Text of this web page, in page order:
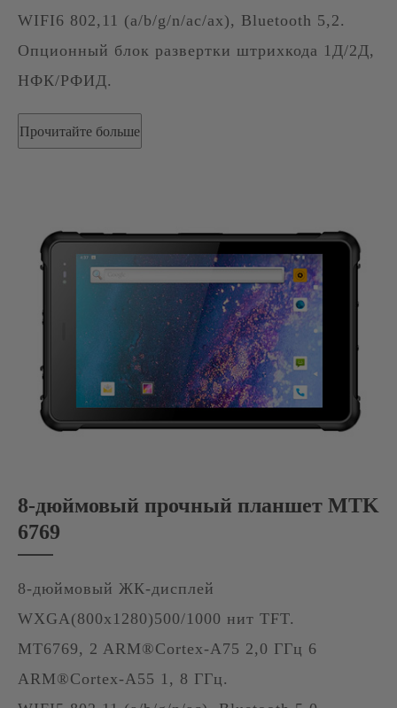
WIFI6 802,11 (a/b/g/n/ac/ax), Bluetooth 5,2.
Опционный блок развертки штрихкода 1Д/2Д,
НФК/РФИД.
Прочитайте больше
8-дюймовый прочный планшет MTK
6769
8-дюймовый ЖК-дисплей
WXGA(800x1280)500/1000 нит TFT.
MT6769, 2 ARM®Cortex-A75 2,0 ГГц 6
ARM®Cortex-A55 1, 8 ГГц.